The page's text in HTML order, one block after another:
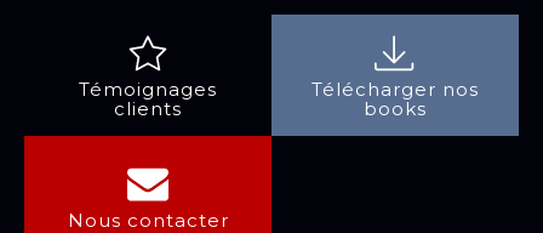
Témoignages
clients
Télécharger nos
books
Nous contacter